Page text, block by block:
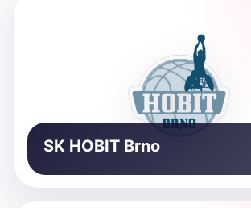
SK HOBIT Brno